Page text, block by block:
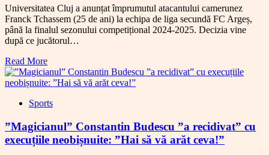
Universitatea Cluj a anunțat împrumutul atacantului camerunez
Franck Tchassem (25 de ani) la echipa de liga secundă FC Argeș,
până la finalul sezonului competițional 2024-2025. Decizia vine
după ce jucătorul…
Read More
Sports
”Magicianul” Constantin Budescu ”a recidivat” cu
execuțiile neobișnuite: ”Hai să vă arăt ceva!”